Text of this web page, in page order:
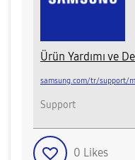
Ürün Yardımı ve
samsung.com/tr/support/
Support
0 Likes